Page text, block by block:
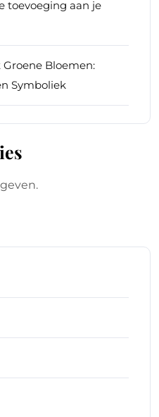
toevoeging aan je
Bloemen:
Symboliek